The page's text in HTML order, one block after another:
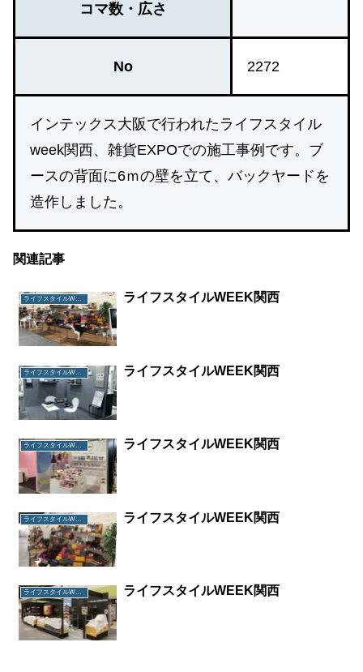
コマ数・広さ
No 2272
インテックス大阪で行われたライフスタイル
week関西、雑貨EXPOでの施工事例です。ブ
ースの背面に6ｍの壁を立て、バックヤードを
造作しました。
関連記事
ライフスタイルWEEK関西 ライフスタイルWEEK関西
ライフスタイルWEEK関西 ライフスタイルWEEK関西
ライフスタイルWEEK関西 ライフスタイルWEEK関西
ライフスタイルWEEK関西 ライフスタイルWEEK関西
ライフスタイルWEEK関西 ライフスタイルWEEK関西